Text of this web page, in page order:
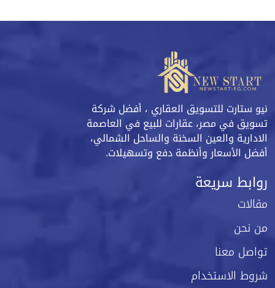
نيو ستارت للتسويق العقاري ، أفضل شركة
تسويق في مصر، عقارات للبيع في العاصمة
الادارية والعين السخنة والساحل الشمالي،
أفضل الأسعار وأنظمة دفع وتسهيلات.
روابط سريعة
مقالات
من نحن
تواصل معنا
شروط الاستخدام